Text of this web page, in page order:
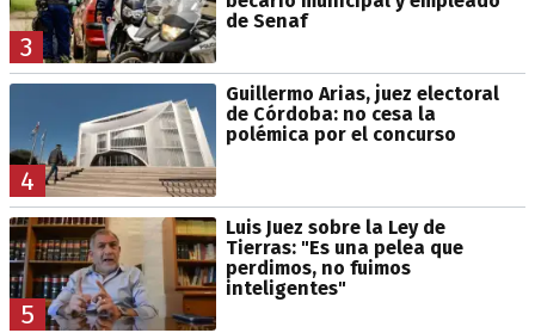
3
de Senaf
4
Guillermo Arias, juez electoral
de Córdoba: no cesa la
polémica por el concurso
5
Luis Juez sobre la Ley de
Tierras: "Es una pelea que
perdimos, no fuimos
inteligentes"